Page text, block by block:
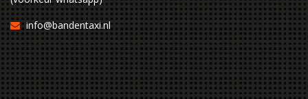
info@bandentaxi.nl